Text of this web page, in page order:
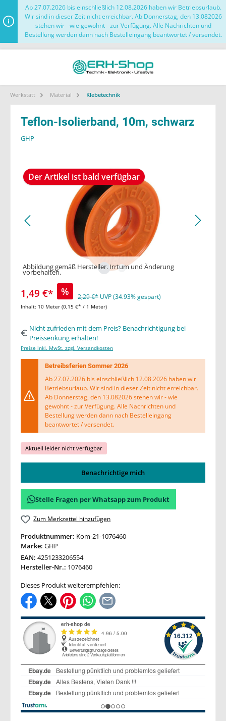
Ab 27.07.2026 bis einschließlich 12.08.2026 haben wir Betriebsurlaub.
Wir sind in dieser Zeit nicht erreichbar. Ab Donnerstag, den 13.082026
stehen wir - wie gewohnt - zur Verfügung. Alle Nachrichten und
Bestellung werden dann nach Bestelleingang beantwortet / versendet.
Werkstatt Material Klebetechnik
Teflon-Isolierband, 10m, schwarz
GHP
Der Artikel ist bald verfügbar
Abbildung gemäß Hersteller. Irrtum und Änderung
vorbehalten.
1,49 €* % 2,29 €* UVP (34.93% gespart)
Inhalt: 10 Meter (0,15 €* / 1 Meter)
Nicht zufrieden mit dem Preis? Benachrichtigung bei
Preissenkung erhalten!
Preise inkl. MwSt. zzgl. Versandkosten
Betreibsferien Sommer 2026
Ab 27.07.2026 bis einschließlich 12.08.2026 haben wir
Betriebsurlaub. Wir sind in dieser Zeit nicht erreichbar.
Ab Donnerstag, den 13.082026 stehen wir - wie
gewohnt - zur Verfügung. Alle Nachrichten und
Bestellung werden dann nach Bestelleingang
beantwortet / versendet.
Aktuell leider nicht verfügbar
Benachrichtige mich
Stelle Fragen per Whatsapp zum Produkt
Zum Merkzettel hinzufügen
Produktnummer: Kom-21-1076460
Marke: GHP
EAN: 4251233206554
Hersteller-Nr.: 1076460
Dieses Produkt weiterempfehlen: